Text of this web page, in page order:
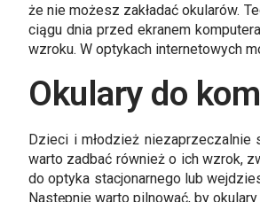
że nie możesz zakładać okularów.
ciągu dnia przed ekranem
wzroku. W optykach internetowych
Okulary do
Dzieci i młodzież
warto zadbać również o ich wzrok,
do optyka stacjonarnego lub
Następnie warto pilnować, by